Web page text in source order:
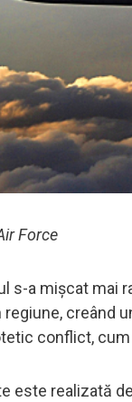
Force
s-a mișcat mai
creând
conflict,
este realizată